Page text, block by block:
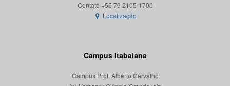
Localização
Campus Itabaiana
Campus Prof. Alberto Carvalho